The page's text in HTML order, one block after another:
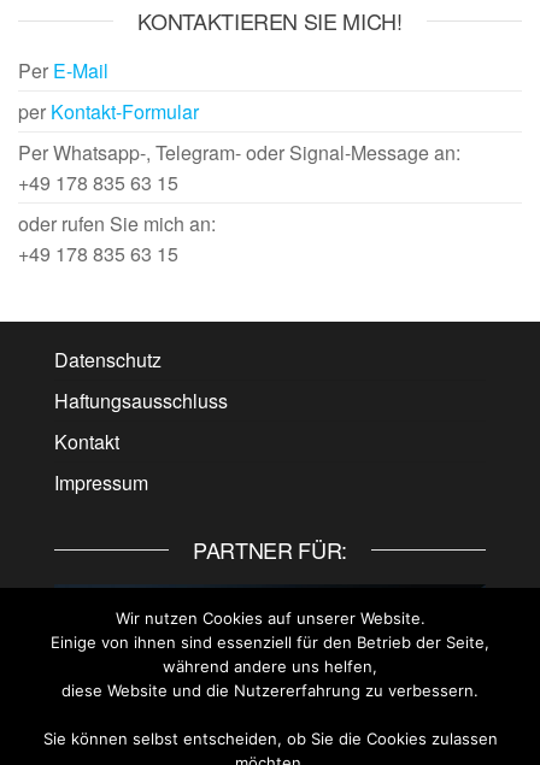
KONTAKTIEREN SIE MICH!
Per E-Mail
per Kontakt-Formular
Per Whatsapp-, Telegram- oder Signal-Message an:
+49 178 835 63 15
oder rufen Sie mich an:
+49 178 835 63 15
Datenschutz
Haftungsausschluss
Kontakt
Impressum
PARTNER FÜR:
Wir nutzen Cookies auf unserer Website.
Einige von ihnen sind essenziell für den Betrieb der Seite,
während andere uns helfen,
diese Website und die Nutzererfahrung zu verbessern.
Sie können selbst entscheiden, ob Sie die Cookies zulassen